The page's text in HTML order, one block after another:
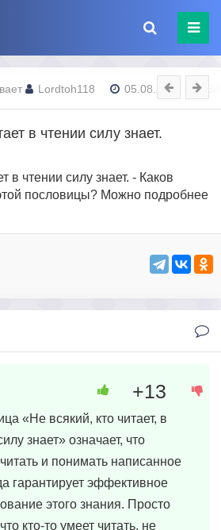
Lordtoh118 05.08.2023 - 19:34
в чтении силу знает.
в чтении силу знает. - Каков
пословицы? Можно подробнее
«Не всякий, кто читает, в
знает» означает, что
и понимать написанное
гарантирует эффективное
этого знания. Просто
кто-то умеет читать, не
+13